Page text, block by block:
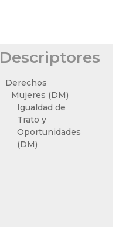
Descriptores
Derechos
Mujeres (DM)
Igualdad de
Trato y
Oportunidades
(DM)